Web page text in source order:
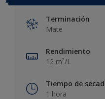
Terminación
Mate
Rendimiento
12 m²/L
Tiempo de
1 hora